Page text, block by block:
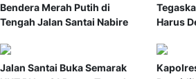
Bendera Merah Putih di
Tengah Jalan Santai Nabire
Harus
Jalan Santai Buka Semarak